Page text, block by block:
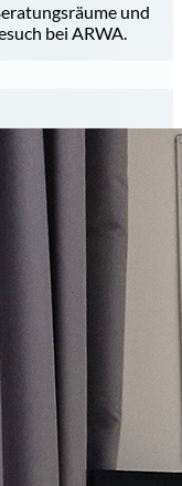
und
bei ARWA.